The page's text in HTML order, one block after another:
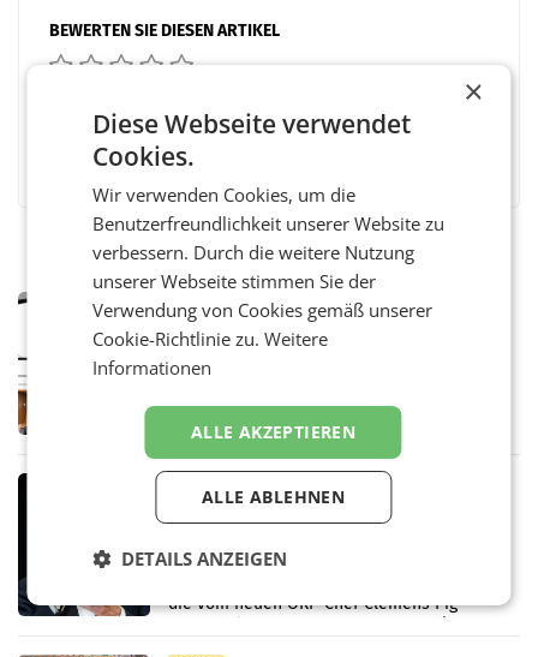
BEWERTEN SIE DIESEN ARTIKEL
FacebookTwitter
MARKETING & MEDIA
Pilnacek-U-Ausschuss - Presserat
fordert sensible Berichterstattung
WIEN Der Presserat fordert Medienvertreter
Ermittlungen rund um das Ableben des Ex-
Sektionschefs im Justizministerium, Christian
Pilnacek, auf sensible
Stiftungsrat Lederer wehrt sich in
Mehrere Themen beschäftigen derzeit den
die vom neuen ORF-Chef Clemens Pig
×
Diese Webseite verwendet
Cookies.
Wir verwenden Cookies, um die
Benutzerfreundlichkeit unserer Website zu
verbessern. Durch die weitere Nutzung
unserer Webseite stimmen Sie der
Verwendung von Cookies gemäß unserer
Cookie-Richtlinie zu.Weitere
Informationen
ALLE AKZEPTIEREN
ALLE ABLEHNEN
DETAILS ANZEIGEN